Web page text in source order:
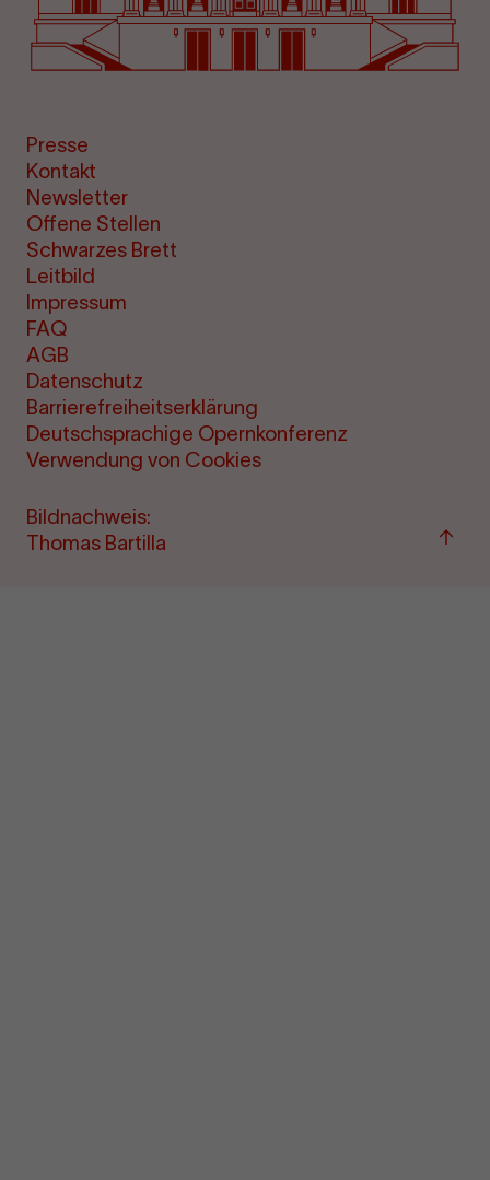
Presse
Kontakt
Newsletter
Offene Stellen
Schwarzes Brett
Leitbild
Impressum
FAQ
AGB
Datenschutz
Barrierefreiheitserklärung
Deutschsprachige Opernkonferenz
Verwendung von Cookies
Bildnachweis:
Thomas Bartilla
Zu